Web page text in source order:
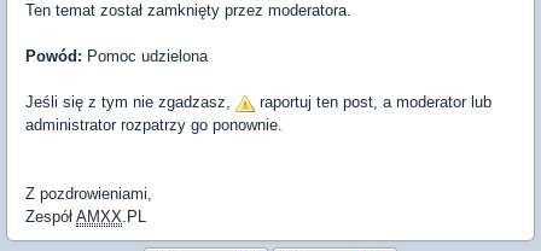
Ten temat został zamknięty przez moderatora.
Powód: Pomoc udzielona
Jeśli się z tym nie zgadzasz,
raportuj ten post, a moderator lub
administrator rozpatrzy go ponownie.
Z pozdrowieniami,
Zespół AMXX.PL